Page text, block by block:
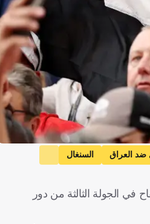
ضد العراق
السنغال
الأرجنتين
كولومبيا ضد البرتغال
على منتخبات أخرى الكفاح في الجولة الثالثة من دور